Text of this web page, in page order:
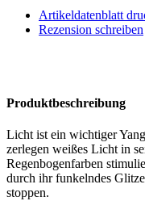
Artikeldatenblatt
Rezension schreiben
Produktbeschreibung
Licht ist ein wichtiger
zerlegen weißes Licht in
Regenbogenfarben
durch ihr funkelndes
stoppen.